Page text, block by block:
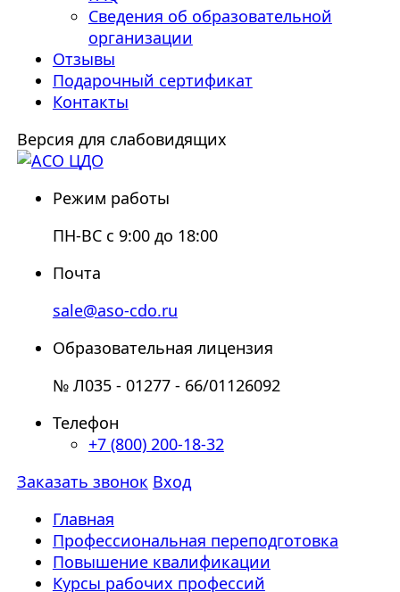
Сведения об образовательной
организации
Отзывы
Подарочный сертификат
Контакты
Версия для слабовидящих
Режим работы
ПН-ВС с 9:00 до 18:00
Почта
sale@aso-cdo.ru
Образовательная лицензия
№ Л035 - 01277 - 66/01126092
Телефон
+7 (800) 200-18-32
Заказать звонок Вход
Главная
Профессиональная переподготовка
Повышение квалификации
Курсы рабочих профессий